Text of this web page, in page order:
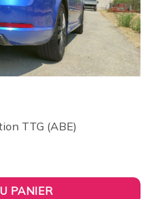
TTG (ABE)
Octavia Mk2 (2004-2009)
PANIER